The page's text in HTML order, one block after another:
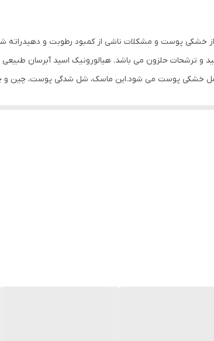
از خشکی پوست و مشکلات ناشی از کمبود رطوبت و
و ترشحات حلزون می باشد. هیالورونیک اسید آبرسان
کامل خشکی پوست می شود.این ماسک، شل شدگی پوست، چین